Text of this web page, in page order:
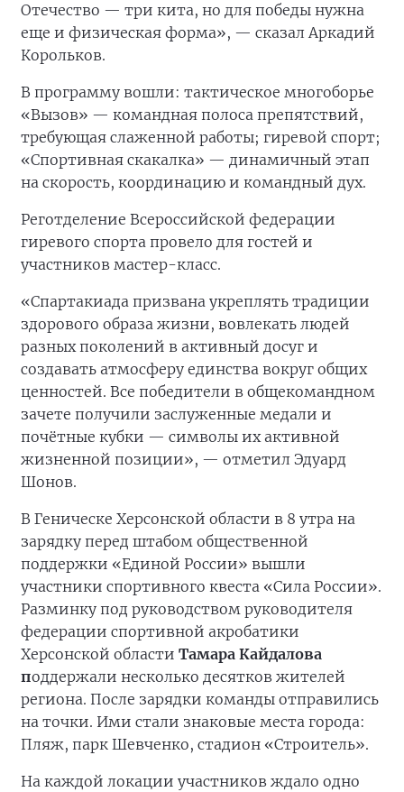
Отечество — три кита, но для победы нужна
еще и физическая форма», — сказал Аркадий
Корольков.
В программу вошли: тактическое многоборье
«Вызов» — командная полоса препятствий,
требующая слаженной работы; гиревой спорт;
«Спортивная скакалка» — динамичный этап
на скорость, координацию и командный дух.
Реготделение Всероссийской федерации
гиревого спорта провело для гостей и
участников мастер-класс.
«Спартакиада призвана укреплять традиции
здорового образа жизни, вовлекать людей
разных поколений в активный досуг и
создавать атмосферу единства вокруг общих
ценностей. Все победители в общекомандном
зачете получили заслуженные медали и
почётные кубки — символы их активной
жизненной позиции», — отметил Эдуард
Шонов.
В Геническе Херсонской области в 8 утра на
зарядку перед штабом общественной
поддержки «Единой России» вышли
участники спортивного квеста «Сила России».
Разминку под руководством руководителя
федерации спортивной акробатики
Херсонской области Тамара Кайдалова
поддержали несколько десятков жителей
региона. После зарядки команды отправились
на точки. Ими стали знаковые места города:
Пляж, парк Шевченко, стадион «Строитель».
На каждой локации участников ждало одно